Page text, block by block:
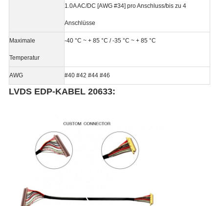
1.0A AC/DC [AWG #34] pro Anschluss/bis zu 4
Anschlüsse
Maximale
Temperatur
-40 °C ~ + 85 °C / -35 °C ~ + 85 °C
AWG #40 #42 #44 #46
LVDS EDP-KABEL 20633: